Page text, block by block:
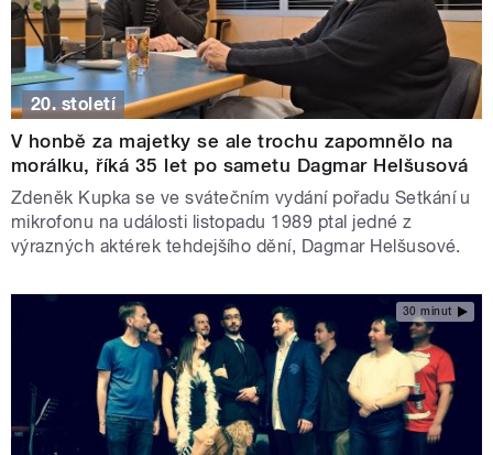
20. století
V honbě za majetky se ale trochu zapomnělo na
morálku, říká 35 let po sametu Dagmar Helšusová
Zdeněk Kupka se ve svátečním vydání pořadu Setkání u
mikrofonu na události listopadu 1989 ptal jedné z
výrazných aktérek tehdejšího dění, Dagmar Helšusové.
30 minut